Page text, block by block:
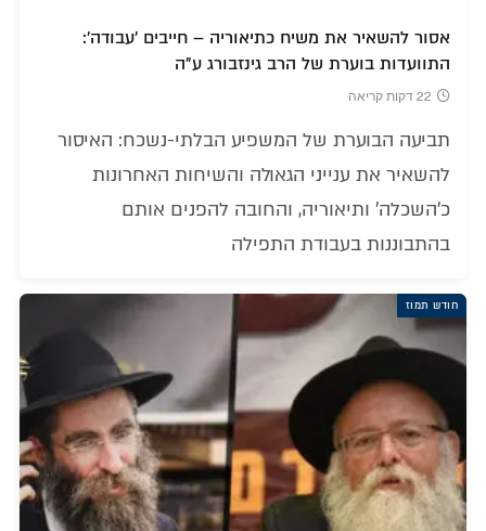
אסור להשאיר את משיח כתיאוריה – חייבים 'עבודה':
התוועדות בוערת של הרב גינזבורג ע"ה
22 דקות קריאה
תביעה הבוערת של המשפיע הבלתי-נשכח: האיסור
להשאיר את ענייני הגאולה והשיחות האחרונות
כ'השכלה' ותיאוריה, והחובה להפנים אותם
בהתבוננות בעבודת התפילה
חודש תמוז